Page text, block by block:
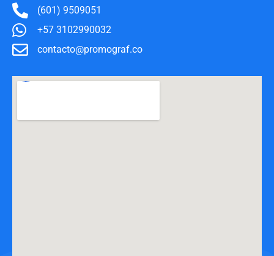
(601) 9509051
+57 3102990032
contacto@promograf.co